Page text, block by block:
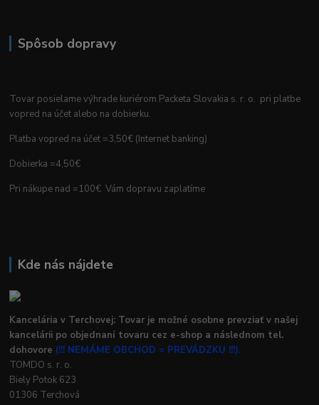
Spôsob dopravy
Tovar posielame výhrade kuriérom Packeta Slovakia s. r. o. pri platbe
vopred na účet alebo na dobierku.
Platba vopred na účet =3,50€ (Internet banking)
Dobierka =4,50€
Pri nákupe nad =100€ Vám dopravu zaplatíme
Kde nás nájdete
Kancelária v Terchovej: Tovar je možné osobne prevziať v našej
kancelárii po objednaní tovaru cez e-shop a následnom tel.
dohovore (!!! NEMÁME OBCHOD = PREVÁDZKU !!!).
TOMDO s. r. o.
Biely Potok 623
01306 Terchová